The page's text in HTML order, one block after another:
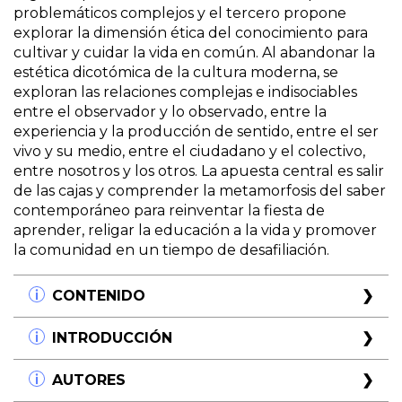
problemáticos complejos y el tercero propone
explorar la dimensión ética del conocimiento para
cultivar y cuidar la vida en común. Al abandonar la
estética dicotómica de la cultura moderna, se
exploran las relaciones complejas e indisociables
entre el observador y lo observado, entre la
experiencia y la producción de sentido, entre el ser
vivo y su medio, entre el ciudadano y el colectivo,
entre nosotros y los otros. La apuesta central es salir
de las cajas y comprender la metamorfosis del saber
contemporáneo para reinventar la fiesta de
aprender, religar la educación a la vida y promover
la comunidad en un tiempo de desafiliación.
CONTENIDO
Accedé a un fragmento gratis y empezá a leer
AHORA
Capítulo 01.
INTRODUCCIÓN
Este libro contiene artículos muy diversos y, sin
embargo, tiene una matriz común: intenta honrar la
AUTORES